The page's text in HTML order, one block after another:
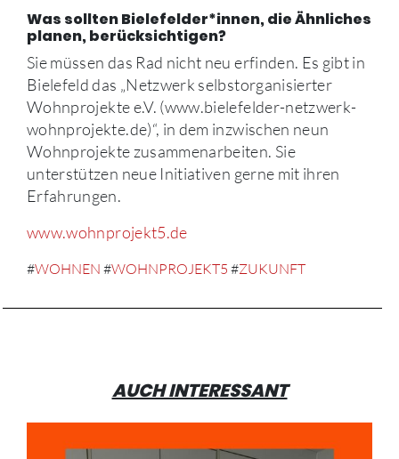
Was sollten Bielefelder*innen, die Ähnliches
planen, berücksichtigen?
Sie müssen das Rad nicht neu erfinden. Es gibt in
Bielefeld das „Netzwerk selbstorganisierter
Wohnprojekte e.V. (www.bielefelder-netzwerk-
wohnprojekte.de)“, in dem inzwischen neun
Wohnprojekte zusammenarbeiten. Sie
unterstützen neue Initiativen gerne mit ihren
Erfahrungen.
www.wohnprojekt5.de
#WOHNEN #WOHNPROJEKT5 #ZUKUNFT
AUCH INTERESSANT